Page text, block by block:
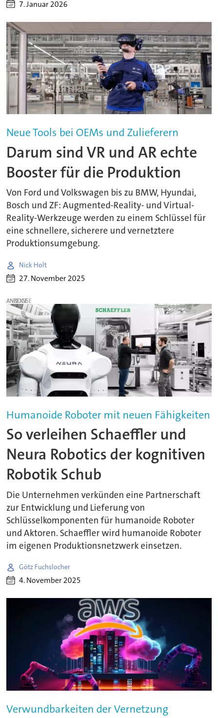
7. Januar 2026
Neue Tools bei OEMs und Zulieferern
Darum sind VR und AR echte
Booster für die Produktion
Von Ford und Volkswagen bis zu BMW, Hyundai,
Bosch und ZF: Augmented-Reality- und Virtual-
Reality-Werkzeuge werden zu einem Schlüssel für
eine schnellere, sicherere und vernetztere
Produktionsumgebung.
Nick Holt
27. November 2025
ANZEIGE
Humanoide Roboter mit neuen Fähigkeiten
So verleihen Schaeffler und
Neura Robotics der kognitiven
Robotik Schub
Die Unternehmen verkünden eine Partnerschaft
zur Entwicklung und Lieferung von
Schlüsselkomponenten für humanoide Roboter
und Aktoren. Schaeffler wird humanoide Roboter
im eigenen Produktionsnetzwerk einsetzen.
Götz Fuchslocher
4. November 2025
Verwundbarkeiten der Vernetzung